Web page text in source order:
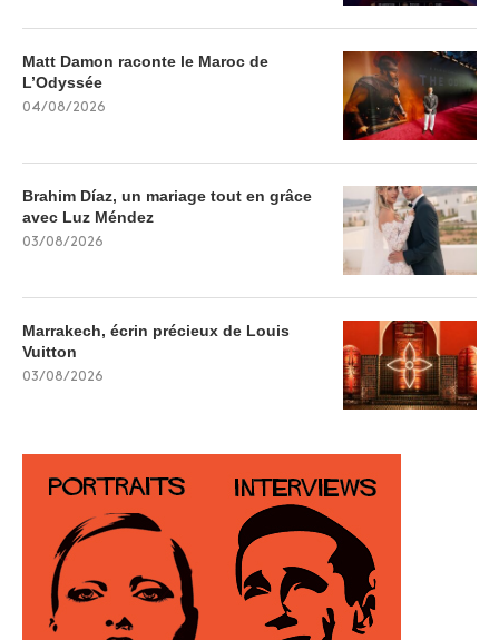
Matt Damon raconte le Maroc de
L’Odyssée
04/08/2026
Brahim Díaz, un mariage tout en grâce
avec Luz Méndez
03/08/2026
Marrakech, écrin précieux de Louis
Vuitton
03/08/2026